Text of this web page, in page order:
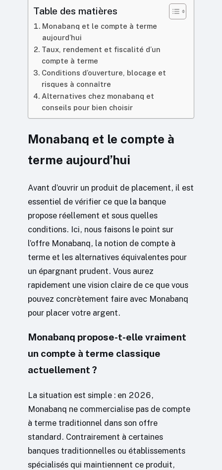
Table des matières
Monabanq et le compte à terme
aujourd’hui
Taux, rendement et fiscalité d’un
compte à terme
Conditions d’ouverture, blocage et
risques à connaître
Alternatives chez monabanq et
conseils pour bien choisir
Monabanq et le compte à
terme aujourd’hui
Avant d’ouvrir un produit de placement, il est
essentiel de vérifier ce que la banque
propose réellement et sous quelles
conditions. Ici, nous faisons le point sur
l’offre Monabanq, la notion de compte à
terme et les alternatives équivalentes pour
un épargnant prudent. Vous aurez
rapidement une vision claire de ce que vous
pouvez concrètement faire avec Monabanq
pour placer votre argent.
Monabanq propose-t-elle vraiment
un compte à terme classique
actuellement ?
La situation est simple : en 2026,
Monabanq ne commercialise pas de compte
à terme traditionnel dans son offre
standard. Contrairement à certaines
banques traditionnelles ou établissements
spécialisés qui maintiennent ce produit,